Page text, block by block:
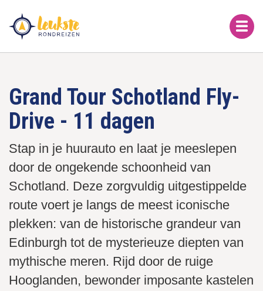
en
naar
de
Grand Tour Schotland Fly-
Drive - 11 dagen
Stap in je huurauto en laat je meeslepen
door de ongekende schoonheid van
Schotland. Deze zorgvuldig uitgestippelde
route voert je langs de meest iconische
plekken: van de historische grandeur van
Edinburgh tot de mysterieuze diepten van
mythische meren. Rijd door de ruige
Hooglanden, bewonder imposante kastelen